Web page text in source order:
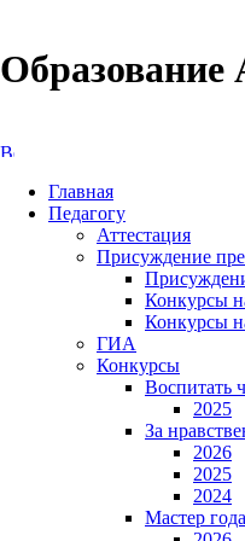
Образование
Главная
Педагогу
Аттестация
Присуждение
Конкурсы
Конкурсы
ГИА
Конкурсы
Воспитать
2025
За
2026
2025
2024
Мастер года